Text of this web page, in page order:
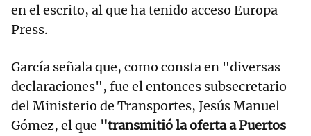
en el escrito, al que ha tenido acceso Europa
Press.
García señala que, como consta en "diversas
declaraciones", fue el entonces subsecretario
del Ministerio de Transportes, Jesús Manuel
Gómez, el que "transmitió la oferta a Puertos